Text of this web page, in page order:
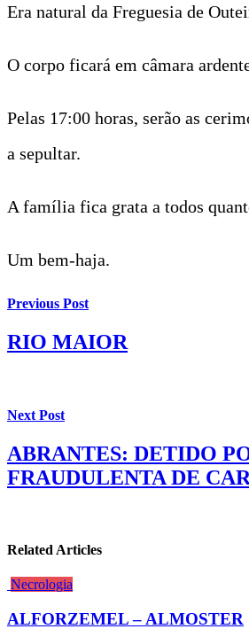
Era natural da Freguesia de
O corpo ficará em câmara
Pelas 17:00 horas, serão as
a sepultar.
A família fica grata a todos
Um bem-haja.
Previous Post
RIO MAIOR
Next Post
ABRANTES: DETIDO
FRAUDULENTA DE
Related Articles
Necrologia
ALFORZEMEL – ALMOSTER